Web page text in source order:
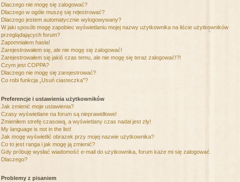
Dlaczego nie mogę się zalogować?
Dlaczego w ogóle muszę się rejestrować?
Dlaczego jestem automatycznie wylogowywany?
W jaki sposób mogę zapobiec wyświetlaniu mojej nazwy użytkownika na liście użytkowników
przeglądających forum?
Zapomniałem hasła!
Zarejestrowałem się, ale nie mogę się zalogować!
Zarejestrowałem się jakiś czas temu, ale nie mogę się teraz zalogować!?!
Czym jest COPPA?
Dlaczego nie mogę się zarejestrować?
Co robi funkcja „Usuń ciasteczka”?
Preferencje i ustawienia użytkowników
Jak zmienić moje ustawienia?
Czasy wyświetlane na forum są nieprawidłowe!
Zmieniłem strefę czasową, a wyświetlany czas nadal jest zły!
My language is not in the list!
Jak mogę wyświetlić obrazek przy mojej nazwie użytkownika?
Co to jest ranga i jak mogę ją zmienić?
Gdy próbuję wysłać wiadomość e-mail do użytkownika, forum każe mi się zalogować.
Dlaczego?
Problemy z pisaniem